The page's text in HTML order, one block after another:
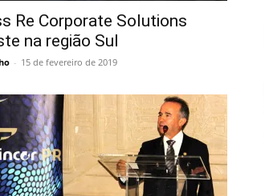
Re Corporate Solutions
na região Sul
- 15 de fevereiro de 2019